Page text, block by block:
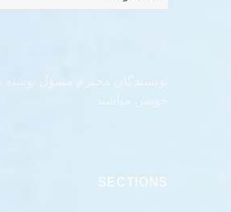
برای:
نویسندگان محترم مسؤل نوشته
SECTIONS